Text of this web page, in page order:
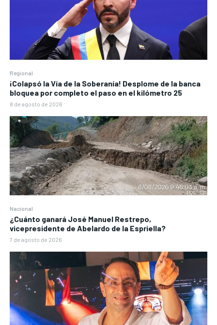
Regional
¡Colapsó la Vía de la Soberanía! Desplome de la banca
bloquea por completo el paso en el kilómetro 25
8 de agosto de 2026
Nacional
¿Cuánto ganará José Manuel Restrepo,
vicepresidente de Abelardo de la Espriella?
7 de agosto de 2026